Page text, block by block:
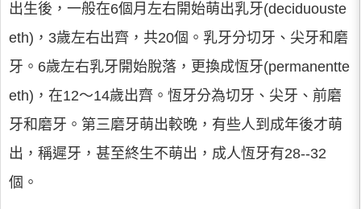
出生後，一般在6個月左右開始萌出乳牙(deciduouste
eth)，3歲左右出齊，共20個。乳牙分切牙、尖牙和磨
牙。6歲左右乳牙開始脫落，更換成恆牙(permanentte
eth)，在12～14歲出齊。恆牙分為切牙、尖牙、前磨
牙和磨牙。第三磨牙萌出較晚，有些人到成年後才萌
出，稱遲牙，甚至終生不萌出，成人恆牙有28--32
個。